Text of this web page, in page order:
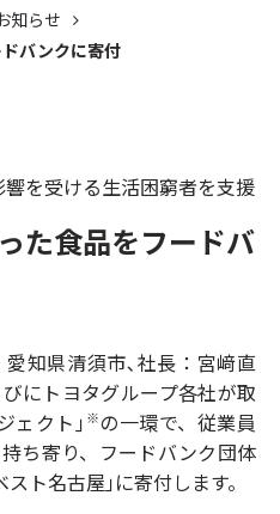
知らせ
バンクに寄付
を受ける生活困窮者を支援
た食品をフードバ
知県清須市､社長：宮﨑直
にトヨタグループ各社が取
ェクト｣ ※の一環で、従業員
ち寄り、フードバンク団体
ト名古屋｣に寄付します。